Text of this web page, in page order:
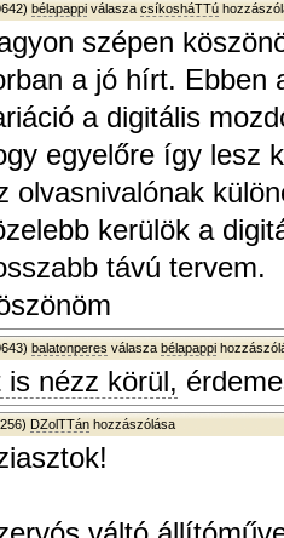
bélapappi válasza csíkosháTTú
szépen
a jó hírt. Ebben
a digitális
egyelőre így lesz
olvasnivalónak
kerülök a
távú tervem.
balatonperes válasza bélapappi
is nézz körül,
DZolTTán hozzászólása